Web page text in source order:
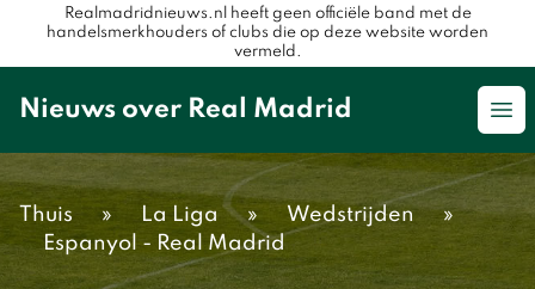
Realmadridnieuws.nl heeft geen officiële band met de
handelsmerkhouders of clubs die op deze website worden
vermeld.
Nieuws over Real Madrid
Thuis » La Liga » Wedstrijden
»
Espanyol - Real Madrid